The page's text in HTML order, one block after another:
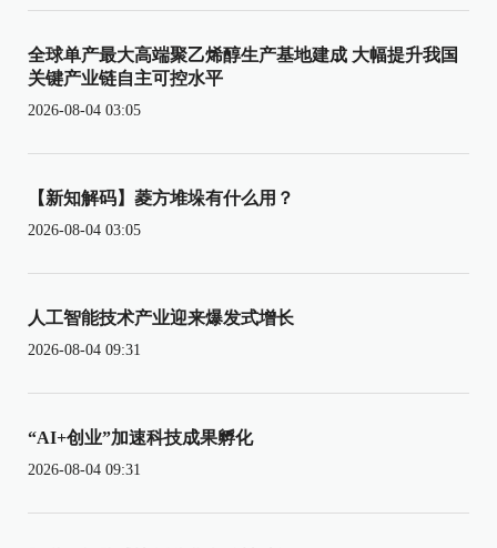
全球单产最大高端聚乙烯醇生产基地建成 大幅提升我国
关键产业链自主可控水平
2026-08-04 03:05
【新知解码】菱方堆垛有什么用？
2026-08-04 03:05
人工智能技术产业迎来爆发式增长
2026-08-04 09:31
“AI+创业”加速科技成果孵化
2026-08-04 09:31